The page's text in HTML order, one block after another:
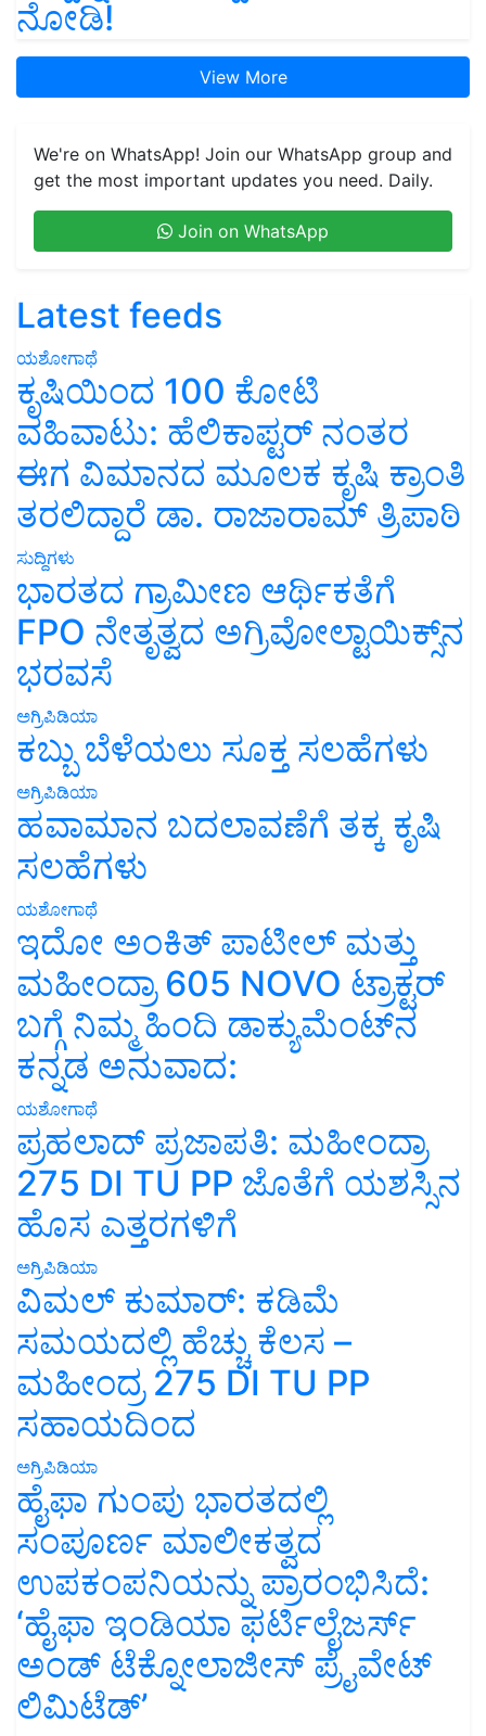
ನೋಡಿ!
View More
We're on WhatsApp! Join our WhatsApp group and
get the most important updates you need. Daily.
Join on WhatsApp
Latest feeds
ಯಶೋಗಾಥೆ
ಕೃಷಿಯಿಂದ 100 ಕೋಟಿ
ವಹಿವಾಟು: ಹೆಲಿಕಾಪ್ಟರ್ ನಂತರ
ಈಗ ವಿಮಾನದ ಮೂಲಕ ಕೃಷಿ ಕ್ರಾಂತಿ
ತರಲಿದ್ದಾರೆ ಡಾ. ರಾಜಾರಾಮ್ ತ್ರಿಪಾಠಿ
ಸುದ್ದಿಗಳು
ಭಾರತದ ಗ್ರಾಮೀಣ ಆರ್ಥಿಕತೆಗೆ
FPO ನೇತೃತ್ವದ ಅಗ್ರಿವೋಲ್ಟಾಯಿಕ್ಸ್‌ನ
ಭರವಸೆ
ಅಗ್ರಿಪಿಡಿಯಾ
ಕಬ್ಬು ಬೆಳೆಯಲು ಸೂಕ್ತ ಸಲಹೆಗಳು
ಅಗ್ರಿಪಿಡಿಯಾ
ಹವಾಮಾನ ಬದಲಾವಣೆಗೆ ತಕ್ಕ ಕೃಷಿ
ಸಲಹೆಗಳು
ಯಶೋಗಾಥೆ
ಇದೋ ಅಂಕಿತ್ ಪಾಟೀಲ್ ಮತ್ತು
ಮಹೀಂದ್ರಾ 605 NOVO ಟ್ರಾಕ್ಟರ್
ಬಗ್ಗೆ ನಿಮ್ಮ ಹಿಂದಿ ಡಾಕ್ಯುಮೆಂಟ್‌ನ
ಕನ್ನಡ ಅನುವಾದ:
ಯಶೋಗಾಥೆ
ಪ್ರಹಲಾದ್ ಪ್ರಜಾಪತಿ: ಮಹೀಂದ್ರಾ
275 DI TU PP ಜೊತೆಗೆ ಯಶಸ್ಸಿನ
ಹೊಸ ಎತ್ತರಗಳಿಗೆ
ಅಗ್ರಿಪಿಡಿಯಾ
ವಿಮಲ್ ಕುಮಾರ್: ಕಡಿಮೆ
ಸಮಯದಲ್ಲಿ ಹೆಚ್ಚು ಕೆಲಸ –
ಮಹೀಂದ್ರ 275 DI TU PP
ಸಹಾಯದಿಂದ
ಅಗ್ರಿಪಿಡಿಯಾ
ಹೈಫಾ ಗುಂಪು ಭಾರತದಲ್ಲಿ
ಸಂಪೂರ್ಣ ಮಾಲೀಕತ್ವದ
ಉಪಕಂಪನಿಯನ್ನು ಪ್ರಾರಂಭಿಸಿದೆ:
‘ಹೈಫಾ ಇಂಡಿಯಾ ಫರ್ಟಿಲೈಜರ್ಸ್
ಅಂಡ್ ಟೆಕ್ನೋಲಾಜೀಸ್ ಪ್ರೈವೇಟ್
ಲಿಮಿಟೆಡ್’